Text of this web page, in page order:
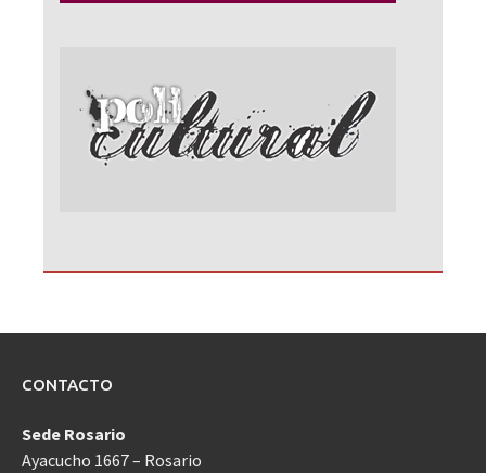
CONTACTO
Sede Rosario
Ayacucho 1667 – Rosario